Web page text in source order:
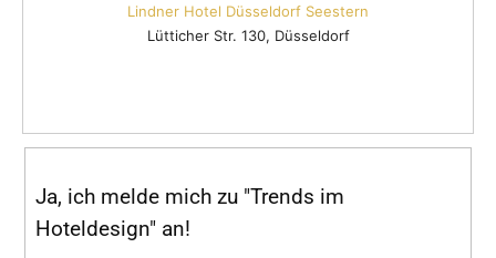
Lindner Hotel Düsseldorf Seestern
Lütticher Str. 130, Düsseldorf
Ja, ich melde mich zu "Trends im
Hoteldesign" an!